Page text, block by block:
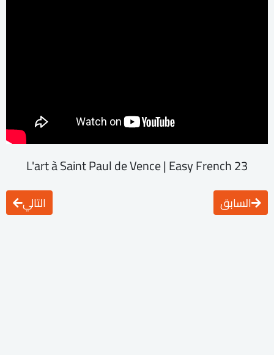
L'art à Saint Paul de Vence | Easy French 23
السابق التالي